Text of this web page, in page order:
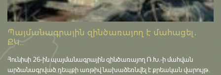
Պայմանագրային զինծառայող է մահացել․
ՔԿ...
Հունիսի 26-ին պայմանագրային զինծառայող Ռ.Խ.-ի մահվան
արձանագրված դեպքի առթիվ նախաձեռնվել է քրեական վարույթ․